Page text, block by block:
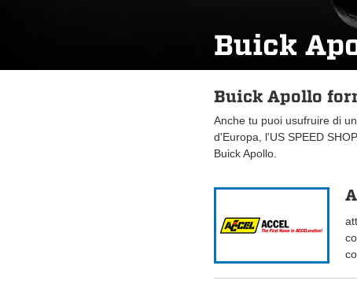
Buick
Buick Apollo
Anche tu puoi usufruire di
d'Europa, l'US SPEED
Buick Apollo.